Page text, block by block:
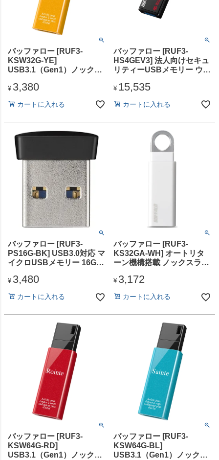
バッファロー [RUF3-
KSW32G-YE]
USB3.1（Gen1）ノックス
イエロー
¥ 3,380
カートに入れる
バッファロー [RUF3-
HS4GEV3] 法人向けセキュ
リティーUSBメモリー ウイ
¥ 15,535
カートに入れる
バッファロー [RUF3-
PS16G-BK] USB3.0対応 マ
イクロUSBメモリー 16GB
¥ 3,480
カートに入れる
バッファロー [RUF3-
KS32GA-WH] オートリタ
ーン機構搭載 ノックスライ
USB3.1（Gen1）/USB3.0
ホワイト
¥ 3,172
カートに入れる
バッファロー [RUF3-
KSW64G-RD]
USB3.1（Gen1）ノックス
バッファロー [RUF3-
KSW64G-BL]
USB3.1（Gen1）ノックス